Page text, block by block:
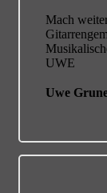
Mach
UWE
Uwe